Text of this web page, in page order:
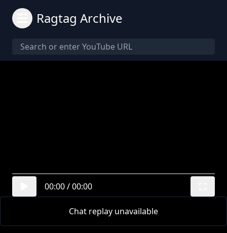
Ragtag Archive
00:00/00:00
Chat replay unavailable